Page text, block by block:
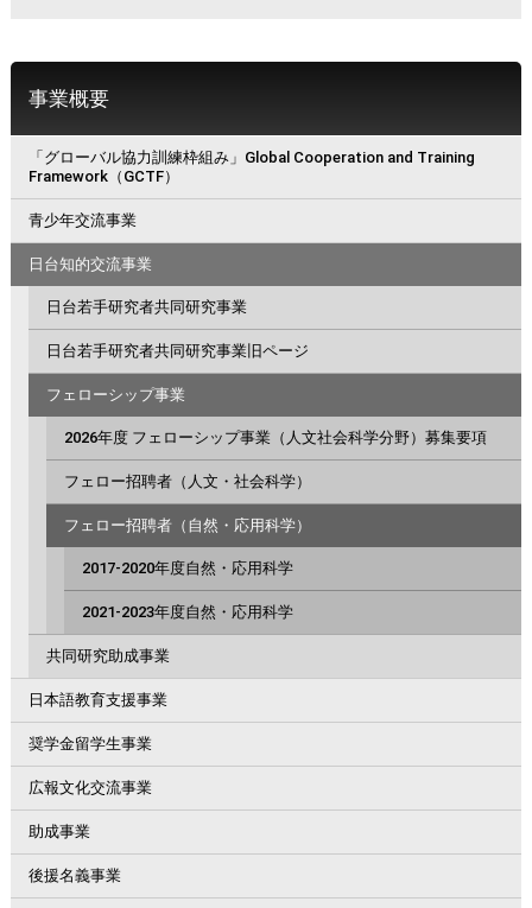
事業概要
「グローバル協力訓練枠組み」Global Cooperation and Training
Framework（GCTF）
青少年交流事業
日台知的交流事業
日台若手研究者共同研究事業
日台若手研究者共同研究事業旧ページ
フェローシップ事業
2026年度 フェローシップ事業（人文社会科学分野）募集要項
フェロー招聘者（人文・社会科学）
フェロー招聘者（自然・応用科学）
2017-2020年度自然・応用科学
2021-2023年度自然・応用科学
共同研究助成事業
日本語教育支援事業
奨学金留学生事業
広報文化交流事業
助成事業
後援名義事業